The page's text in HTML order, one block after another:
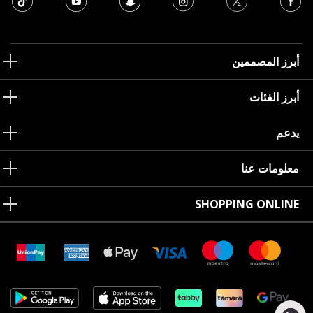
أبرز المصممين
أبرز الفئات
يدعم
معلومات عنا
SHOPPING ONLINE